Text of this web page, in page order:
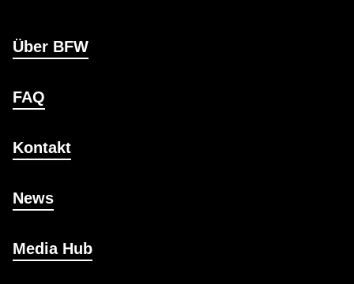
Über BFW
FAQ
Kontakt
News
Media Hub